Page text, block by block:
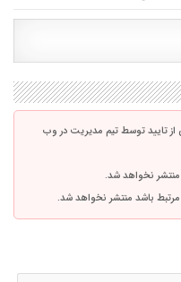
تایید توسط تیم مدیریت در وب
منتشر نخواهد شد.
مرتبط باشد منتشر نخواهد شد.